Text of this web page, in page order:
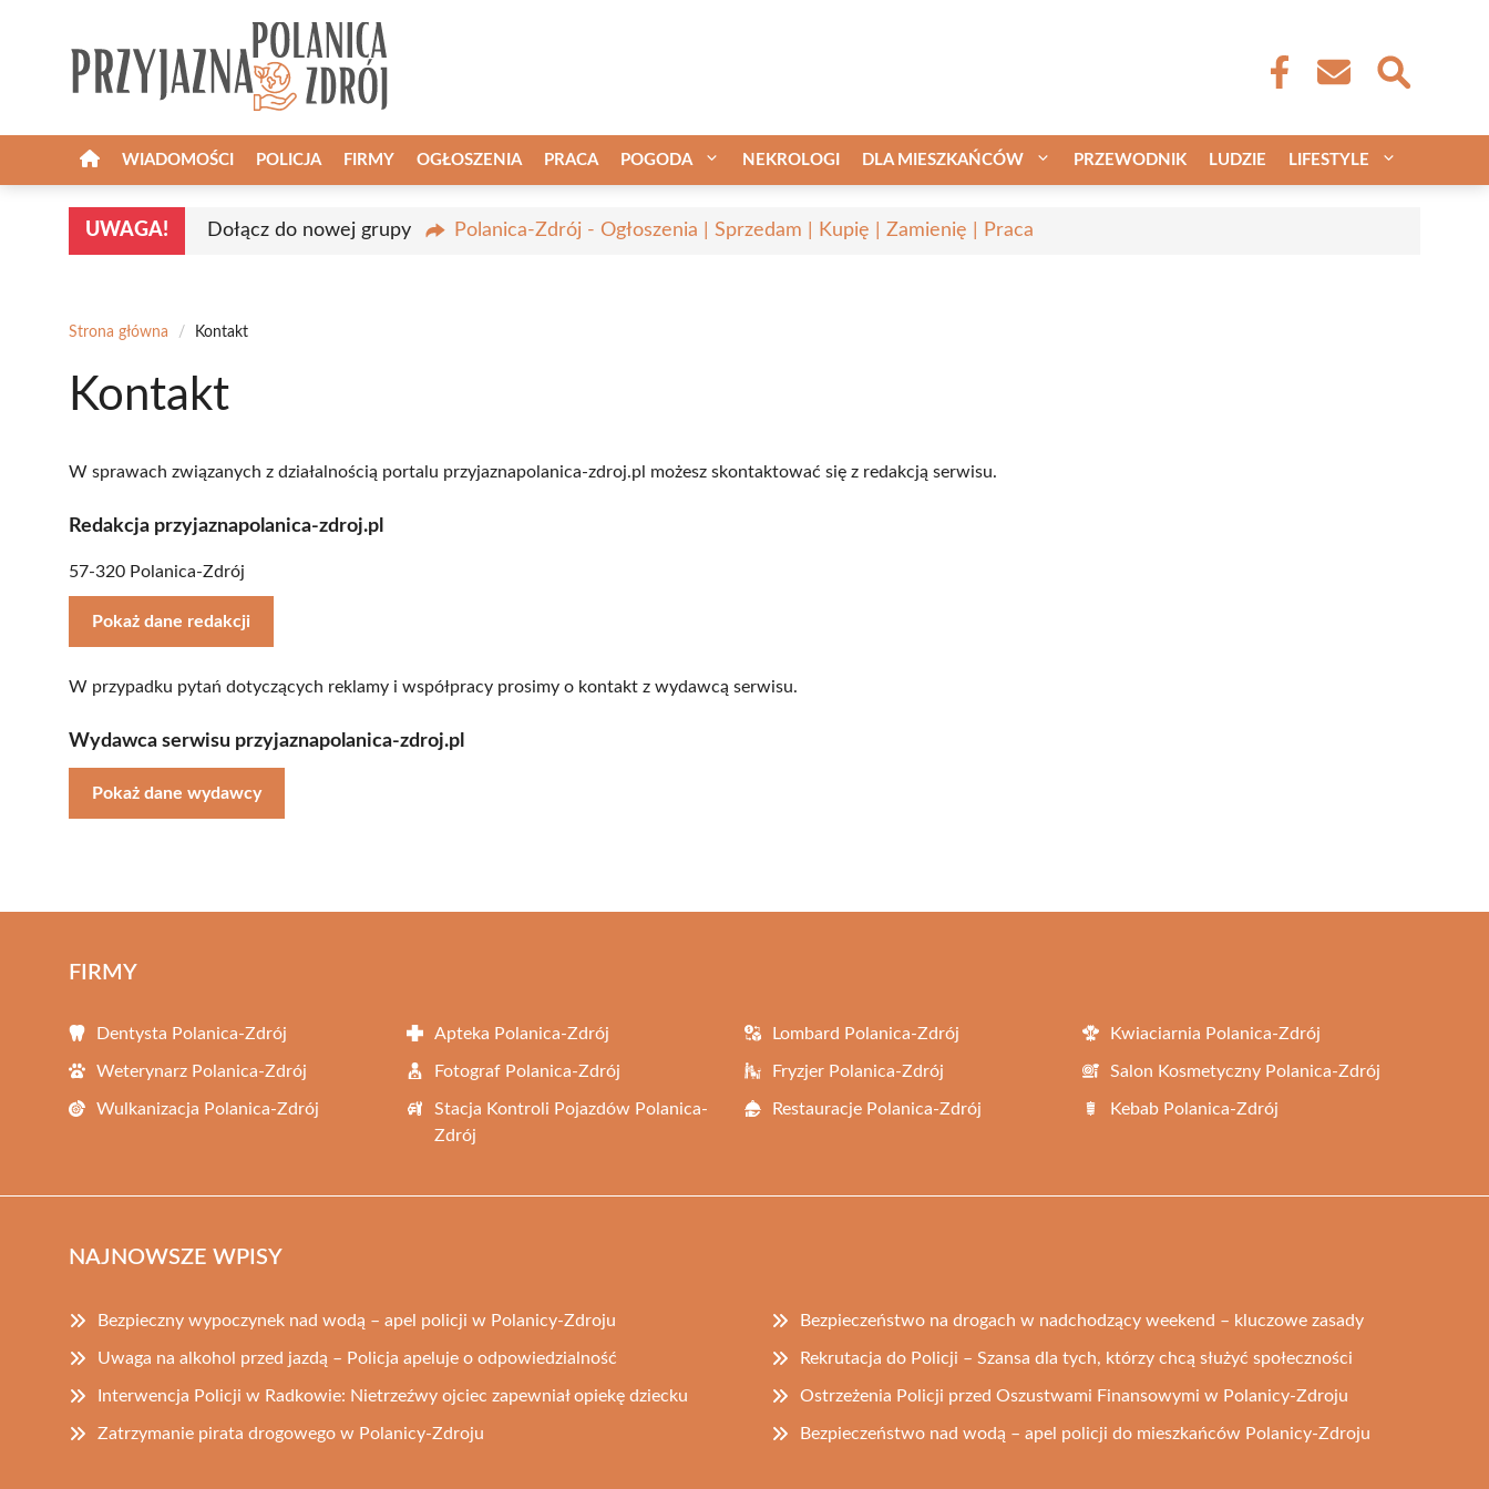
WIADOMOŚCI POLICJA FIRMY OGŁOSZENIA PRACA POGODA NEKROLOGI DLA MIESZKAŃCÓW PRZEWODNIK LUDZIE LIFESTYLE
UWAGA! Dołącz do nowej grupy Polanica-Zdrój - Ogłoszenia | Sprzedam | Kupię | Zamienię | Praca
Strona główna / Kontakt
Kontakt
W sprawach związanych z działalnością portalu przyjaznapolanica-zdroj.pl możesz skontaktować się z redakcją serwisu.
Redakcja przyjaznapolanica-zdroj.pl
57-320 Polanica-Zdrój
Pokaż dane redakcji
W przypadku pytań dotyczących reklamy i współpracy prosimy o kontakt z wydawcą serwisu.
Wydawca serwisu przyjaznapolanica-zdroj.pl
Pokaż dane wydawcy
FIRMY
Dentysta Polanica-Zdrój Apteka Polanica-Zdrój Lombard Polanica-Zdrój Kwiaciarnia Polanica-Zdrój
Weterynarz Polanica-Zdrój Fotograf Polanica-Zdrój Fryzjer Polanica-Zdrój Salon Kosmetyczny Polanica-Zdrój
Wulkanizacja Polanica-Zdrój
Stacja Kontroli Pojazdów Polanica-
Zdrój
Restauracje Polanica-Zdrój Kebab Polanica-Zdrój
NAJNOWSZE WPISY
Bezpieczny wypoczynek nad wodą – apel policji w Polanicy-Zdroju Bezpieczeństwo na drogach w nadchodzący weekend – kluczowe zasady
Uwaga na alkohol przed jazdą – Policja apeluje o odpowiedzialność Rekrutacja do Policji – Szansa dla tych, którzy chcą służyć społeczności
Interwencja Policji w Radkowie: Nietrzeźwy ojciec zapewniał opiekę dziecku Ostrzeżenia Policji przed Oszustwami Finansowymi w Polanicy-Zdroju
Zatrzymanie pirata drogowego w Polanicy-Zdroju Bezpieczeństwo nad wodą – apel policji do mieszkańców Polanicy-Zdroju